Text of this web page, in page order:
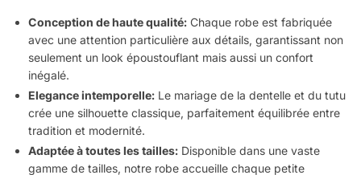
Conception de haute qualité: Chaque robe est fabriquée
avec une attention particulière aux détails, garantissant non
seulement un look époustouflant mais aussi un confort
inégalé.
Elegance intemporelle: Le mariage de la dentelle et du tutu
crée une silhouette classique, parfaitement équilibrée entre
tradition et modernité.
Adaptée à toutes les tailles: Disponible dans une vaste
gamme de tailles, notre robe accueille chaque petite